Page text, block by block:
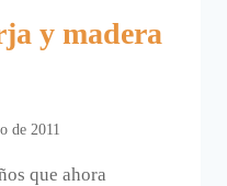
y madera
de 2011
que ahora